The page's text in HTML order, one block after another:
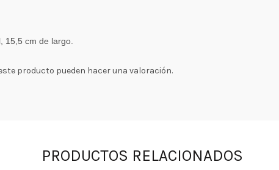
15,5 cm de largo.
producto pueden hacer una valoración.
PRODUCTOS RELACIONADOS